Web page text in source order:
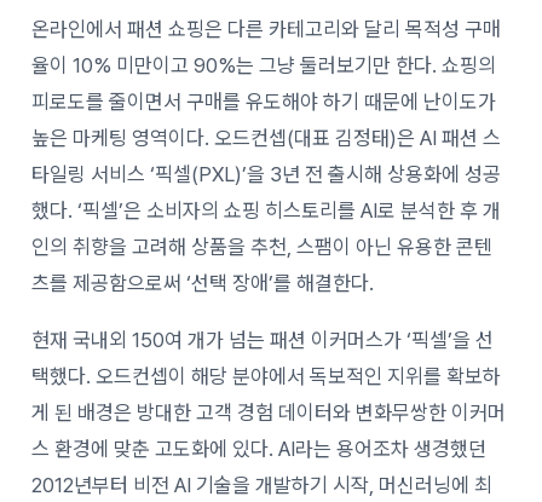
온라인에서 패션 쇼핑은 다른 카테고리와 달리 목적성 구매
율이 10% 미만이고 90%는 그냥 둘러보기만 한다. 쇼핑의
피로도를 줄이면서 구매를 유도해야 하기 때문에 난이도가
높은 마케팅 영역이다. 오드컨셉(대표 김정태)은 AI 패션 스
타일링 서비스 ‘픽셀(PXL)’을 3년 전 출시해 상용화에 성공
했다. ‘픽셀’은 소비자의 쇼핑 히스토리를 AI로 분석한 후 개
인의 취향을 고려해 상품을 추천, 스팸이 아닌 유용한 콘텐
츠를 제공함으로써 ‘선택 장애’를 해결한다.
현재 국내외 150여 개가 넘는 패션 이커머스가 ‘픽셀’을 선
택했다. 오드컨셉이 해당 분야에서 독보적인 지위를 확보하
게 된 배경은 방대한 고객 경험 데이터와 변화무쌍한 이커머
스 환경에 맞춘 고도화에 있다. AI라는 용어조차 생경했던
2012년부터 비전 AI 기술을 개발하기 시작, 머신러닝에 최